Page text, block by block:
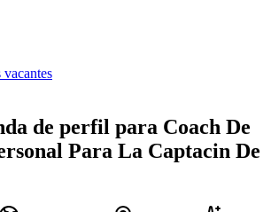
de perfil para Coach De
Para La Captacin De